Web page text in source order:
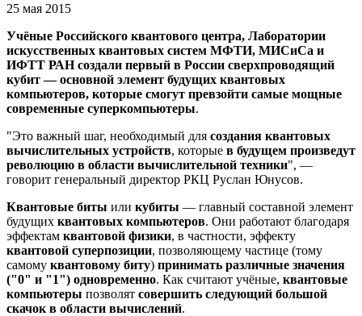
25 мая 2015
Учёные Российского квантового центра, Лаборатории
искусственных квантовых систем МФТИ, МИСиСа и
ИФТТ РАН создали первый в России сверхпроводящий
кубит — основной элемент будущих квантовых
компьютеров, которые смогут превзойти самые мощные
современные суперкомпьютеры.
"Это важный шаг, необходимый для создания квантовых
вычислительных устройств, которые в будущем произведут
революцию в области вычислительной техники", —
говорит генеральный директор РКЦ Руслан Юнусов.
Квантовые биты или кубиты — главный составной элемент
будущих квантовых компьютеров. Они работают благодаря
эффектам квантовой физики, в частности, эффекту
квантовой суперпозиции, позволяющему частице (тому
самому квантовому биту) принимать различные значения
("0" и "1") одновременно. Как считают учёные, квантовые
компьютеры позволят совершить следующий большой
скачок в области вычислений.